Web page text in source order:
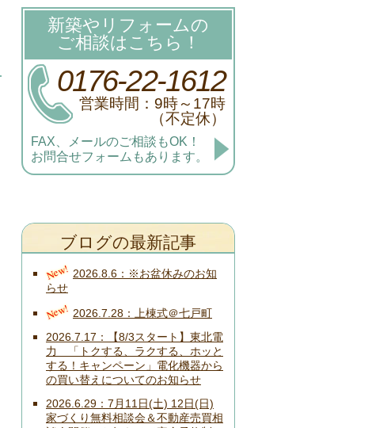
新築やリフォームの
ご相談はこちら！
0176-22-1612
営業時間：9時～17時
（不定休）
FAX、メールのご相談もOK！
お問合せフォームもあります。
ブログの最新記事
New! 2026.8.6
※お盆休みのお知
らせ
New! 2026.7.28
上棟式＠七戸町
2026.7.17
【8/3スタート】東北電
力 「トクする、ラクする、ホッと
する！キャンペーン」電化機器から
の買い替えについてのお知らせ
2026.6.29
7月11日(土) 12日(日)
家づくり無料相談会＆不動産売買相